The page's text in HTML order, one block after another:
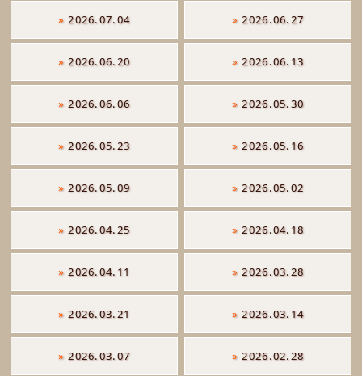
» 2026.07.04 » 2026.06.27
» 2026.06.20 » 2026.06.13
» 2026.06.06 » 2026.05.30
» 2026.05.23 » 2026.05.16
» 2026.05.09 » 2026.05.02
» 2026.04.25 » 2026.04.18
» 2026.04.11 » 2026.03.28
» 2026.03.21 » 2026.03.14
» 2026.03.07 » 2026.02.28